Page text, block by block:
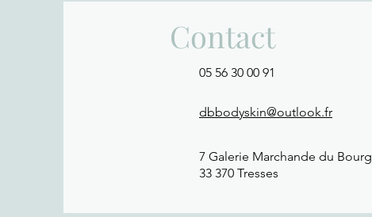
Contact
05 56 30 00 91
dbbodyskin@outlook.fr
7 Galerie Marchande du Bourg
33 370 Tresses